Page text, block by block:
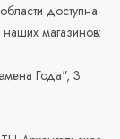
доступна
магазинов:
Года", 3